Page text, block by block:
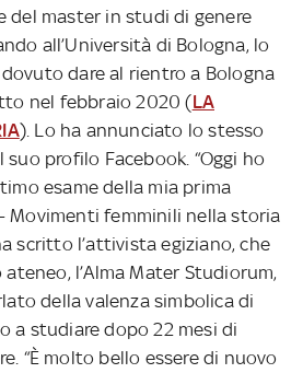
del master in studi di genere
all’Università di Bologna, lo
dare al rientro a Bologna
nel febbraio 2020 (LA
). Lo ha annunciato lo stesso
profilo Facebook. “Oggi ho
esame della mia prima
Movimenti femminili nella storia
scritto l’attivista egiziano, che
l’Alma Mater Studiorum,
della valenza simbolica di
a studiare dopo 22 mesi di
“È molto bello essere di nuovo